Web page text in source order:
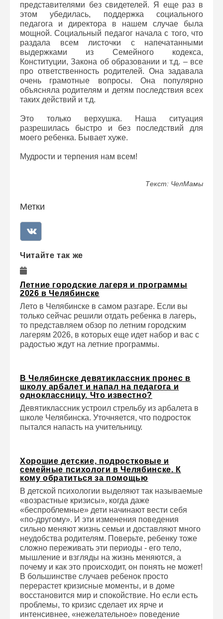
представителями без свидетелей. Я еще раз в
этом убедилась, поддержка социального
педагога и директора в нашем случае была
мощной. Социальный педагог начала с того, что
раздала всем листочки с напечатанными
выдержками из Семейного кодекса,
Конституции, Закона об образовании и т.д. – все
про ответственность родителей. Она задавала
очень грамотные вопросы. Она популярно
объясняла родителям и детям последствия всех
таких действий и т.д.
Это только верхушка. Наша ситуация
разрешилась быстро и без последствий для
моего ребенка. Бывает хуже.
Мудрости и тeрпения нам всем!
Текст: ЧелМамы
Метки
Читайте так же
Летние городские лагеря и программы
2026 в Челябинске
Лето в Челябинске в самом разгаре. Если вы
только сейчас решили отдать ребенка в лагерь,
то представляем обзор по летним городским
лагерям 2026, в которых еще идет набор и вас с
радостью ждут на летние программы.
В Челябинске девятиклассник пронес в
школу арбалет и напал на педагога и
одноклассницу. Что известно?
Девятиклассник устроил стрельбу из арбалета в
школе Челябинска. Уточняется, что подросток
пытался напасть на учительницу.
Хорошие детские, подростковые и
семейные психологи в Челябинске. К
кому обратиться за помощью
В детской психологии выделяют так называемые
«возрастные кризисы», когда даже
«беспроблемные» дети начинают вести себя
«по-другому». И эти изменения поведения
сильно меняют жизнь семьи и доставляют много
неудобства родителям. Поверьте, ребенку тоже
сложно переживать эти периоды - его тело,
мышление и взгляды на жизнь меняются, а
почему и как это происходит, он понять не может!
В большинстве случаев ребенок просто
перерастет кризисные моменты, и в доме
восстановится мир и спокойствие. Но если есть
проблемы, то кризис сделает их ярче и
интенсивнее, «нежелательное» поведение